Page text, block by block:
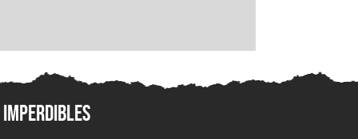
Imperdibles